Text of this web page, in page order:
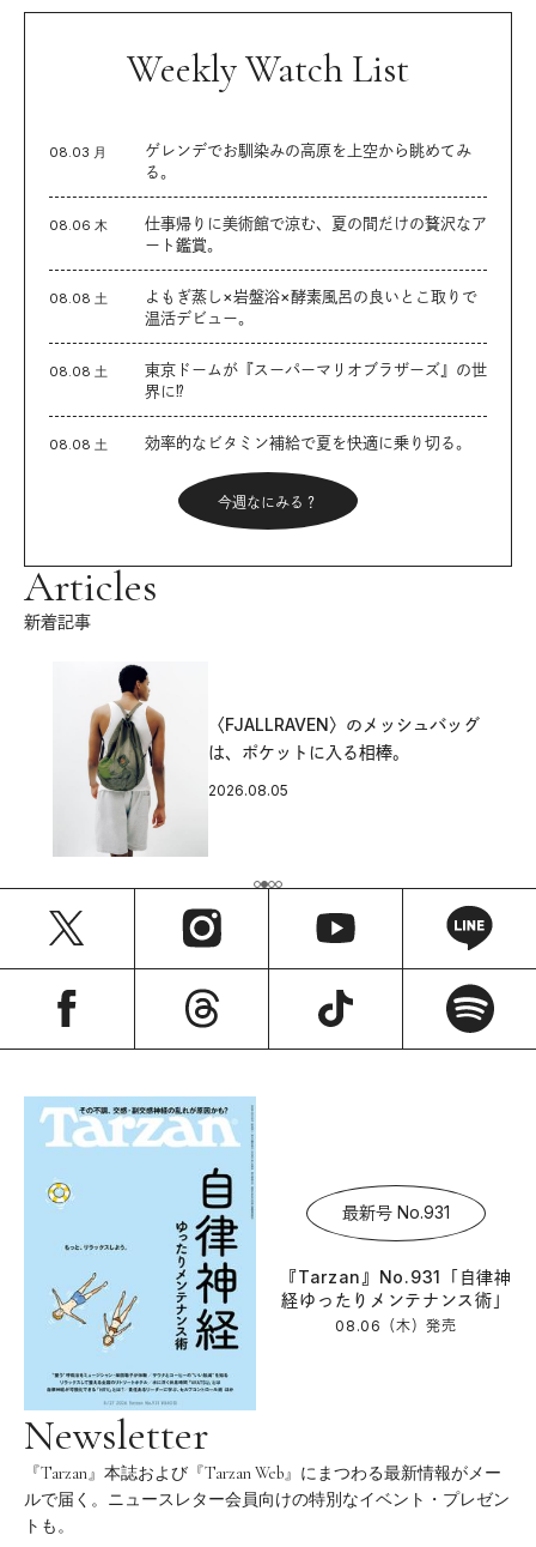
Weekly Watch List
08.03 月
ゲレンデでお馴染みの高原を上空から眺めてみ
る。
08.06 木
仕事帰りに美術館で涼む、夏の間だけの贅沢なア
ート鑑賞。
08.08 土
よもぎ蒸し×岩盤浴×酵素風呂の良いとこ取りで
温活デビュー。
08.08 土
東京ドームが『スーパーマリオブラザーズ』の世
界に⁉︎
08.08 土 効率的なビタミン補給で夏を快適に乗り切る。
今週なにみる？
Articles
新着記事
〈FJALLRAVEN〉のメッシュバッグ
は、ポケットに入る相棒。
2026.08.05
最新号 No.931
『Tarzan』No.931「自律神
経ゆったりメンテナンス術」
08.06（木）発売
Newsletter
『Tarzan』本誌および『Tarzan Web』にまつわる最新情報がメー
ルで届く。ニュースレター会員向けの特別なイベント・プレゼン
トも。